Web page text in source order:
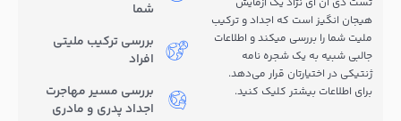
شما
بررسی ترکیب ملیتی
افراد
بررسی مسیر مهاجرت
اجداد پدری و مادری
تست دی ان ای نژاد یک آزمایش
هیجان انگیز است که اجداد و ترکیب
ملیت شما را بررسی میکند و اطلاعات
جالبی شبیه به یک شجره نامه
ژنتیکی در اختیارتان قرار می‌دهد.
برای اطلاعات بیشتر کلیک کنید.